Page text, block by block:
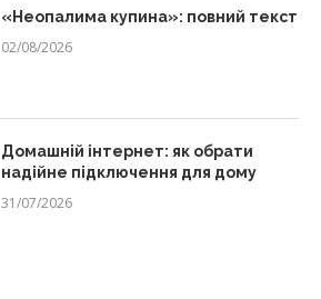
«Неопалима купина»: повний текст
02/08/2026
Домашній інтернет: як обрати
надійне підключення для дому
31/07/2026